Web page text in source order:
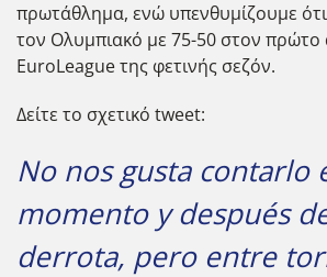
πρωτάθλημα, ενώ υπενθυμίζουμε
τον Ολυμπιακό με 75-50 στον πρώτο
EuroLeague της φετινής σεζόν.
Δείτε το σχετικό tweet:
No nos gusta contarlo
momento y después
derrota, pero entre